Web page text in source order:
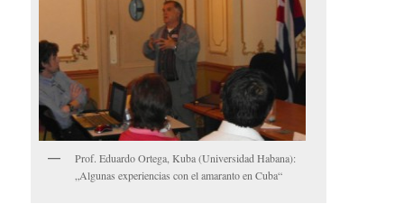
Prof. Eduardo Ortega, Kuba (Universidad Habana):
„Algunas experiencias con el amaranto en Cuba“